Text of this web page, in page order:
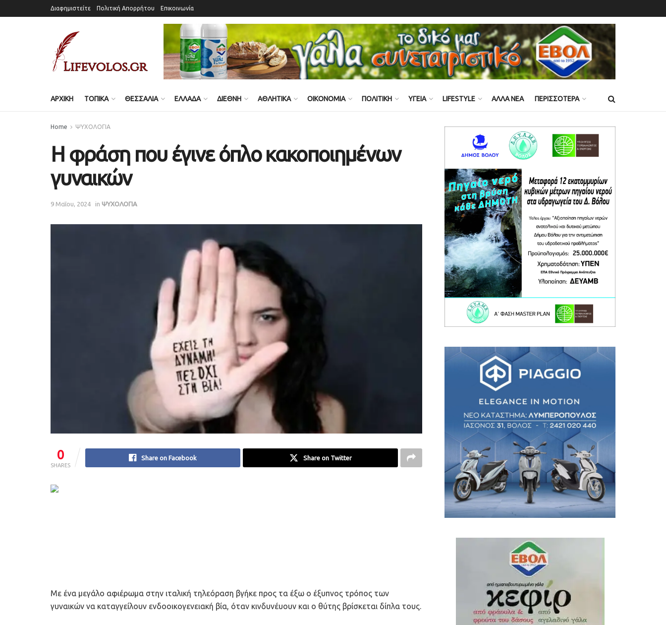
Διαφημιστείτε Πολιτική Απορρήτου Επικοινωνία
ΑΡΧΙΚΗ ΤΟΠΙΚΑ ΘΕΣΣΑΛΙΑ ΕΛΛΑΔΑ ΔΙΕΘΝΗ ΑΘΛΗΤΙΚΑ ΟΙΚΟΝΟΜΙΑ ΠΟΛΙΤΙΚΗ ΥΓΕΙΑ LIFESTYLE ΑΛΛΑ ΝΕΑ ΠΕΡΙΣΣΟΤΕΡΑ
Home ΨΥΧΟΛΟΓΙΑ
Η φράση που έγινε όπλο κακοποιημένων
γυναικών
9 Μαΐου, 2024 in ΨΥΧΟΛΟΓΙΑ
0
SHARES
Share on Facebook Share on Twitter
Με ένα μεγάλο αφιέρωμα στην ιταλική τηλεόραση βγήκε προς τα έξω ο έξυπνος τρόπος των
γυναικών να καταγγείλουν ενδοοικογενειακή βία, όταν κινδυνέυουν και ο θύτης βρίσκεται δίπλα τους.